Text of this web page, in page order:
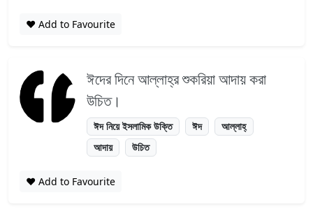
❤️ Add to Favourite
ঈদের দিনে আল্লাহ্‌র শুকরিয়া আদায় করা
উচিত।
ঈদ নিয়ে ইসলামিক উক্তি ঈদ
আল্লাহ্
আদায়
উচিত
❤️ Add to Favourite